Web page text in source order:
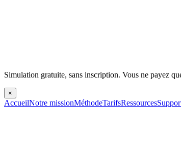
Simulation gratuite, sans inscription. Vous ne payez
×
AccueilNotre missionMéthodeTarifsRessources